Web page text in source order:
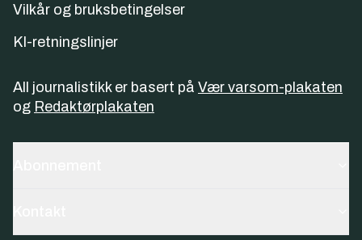
Vilkår og bruksbetingelser
KI-retningslinjer
All journalistikk er basert på Vær varsom-plakaten
og Redaktørplakaten